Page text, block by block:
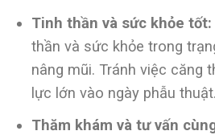
Tinh thần và sức khỏe tốt:
thần và sức khỏe trong
nâng mũi. Tránh việc căng
lực lớn vào ngày phẫu thuật.
Thăm khám và tư vấn